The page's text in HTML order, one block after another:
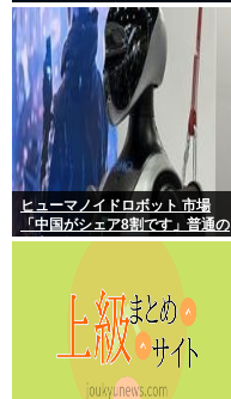
りの人たちが徐々に冷たくなっ
ていく時ってゾクゾクするよな
ヒューマノイドロボット 市場
「中国がシェア8割です」普通の
日本人怒りのフェイクニュース